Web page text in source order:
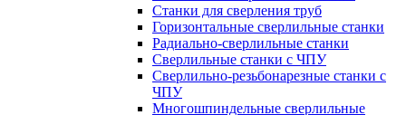
Станки для сверления труб
Горизонтальные сверлильные станки
Радиально-сверлильные станки
Сверлильные станки с ЧПУ
Сверлильно-резьбонарезные станки с
ЧПУ
Многошпиндельные сверлильные